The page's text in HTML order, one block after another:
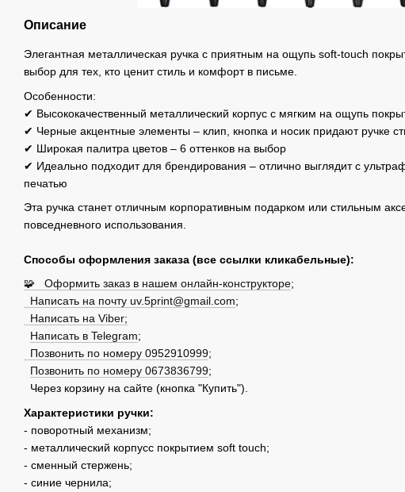
Описание
Элегантная металлическая ручка с приятным на ощупь soft-touch
выбор для тех, кто ценит стиль и комфорт в письме.
Особенности:
✔ Высококачественный металлический корпус с мягким на ощупь
✔ Черные акцентные элементы – клип, кнопка и носик придают ручке
✔ Широкая палитра цветов – 6 оттенков на выбор
✔ Идеально подходит для брендирования – отлично выглядит с
печатью
Эта ручка станет отличным корпоративным подарком или стильным
повседневного использования.
Способы оформления заказа (все ссылки кликабельные):
🧩 Оформить заказ в нашем онлайн-конструкторе;
Написать на почту uv.5print@gmail.com;
Написать на Viber;
Написать в Telegram;
Позвонить по номеру 0952910999;
Позвонить по номеру 0673836799;
Через корзину на сайте (кнопка "Купить").
Характеристики ручки:
- поворотный механизм;
- металлический корпусс покрытием soft touch;
- сменный стержень;
- синие чернила;